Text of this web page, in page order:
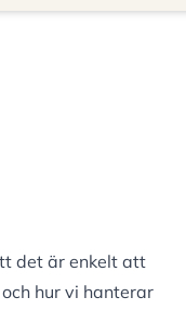
det är enkelt att
hur vi hanterar